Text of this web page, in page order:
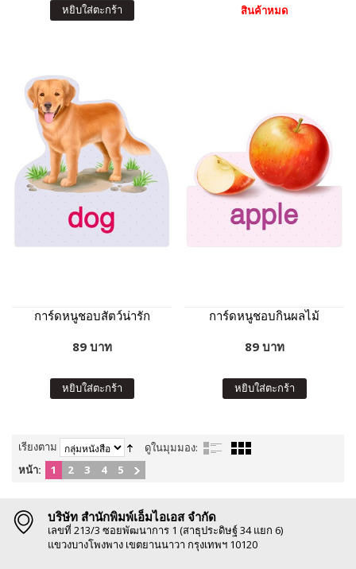
หยิบใส่ตะกร้า สินค้าหมด
การ์ดหนูชอบสัตว์น่ารัก
89 บาท
หยิบใส่ตะกร้า
การ์ดหนูชอบกินผลไม้
89 บาท
หยิบใส่ตะกร้า
เรียงตาม
ดูในมุมมอง:
หน้า:
1 2 3 4 5
บริษัท สำนักพิมพ์เอ็มไอเอส จำกัด
เลขที่ 213/3 ซอยพัฒนาการ 1 (สาธุประดิษฐ์ 34 แยก 6)
แขวงบางโพงพาง เขตยานนาวา กรุงเทพฯ 10120